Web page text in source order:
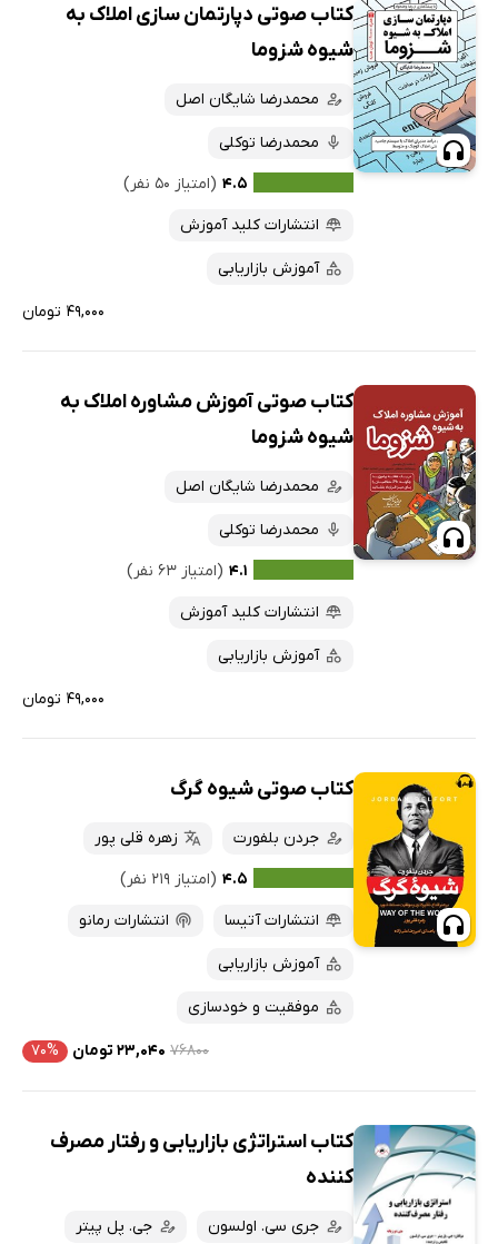
کتاب صوتی دپارتمان سازی املاک به
شیوه شزوما
محمدرضا شایگان اصل
محمدرضا توکلی
۴.۵ (امتیاز ۵۰ نفر)
انتشارات کلید آموزش
آموزش بازاریابی
۴۹,۰۰۰ تومان
کتاب صوتی آموزش مشاوره املاک به
شیوه شزوما
محمدرضا شایگان اصل
محمدرضا توکلی
۴.۱ (امتیاز ۶۳ نفر)
انتشارات کلید آموزش
آموزش بازاریابی
۴۹,۰۰۰ تومان
کتاب صوتی شیوه گرگ
جردن بلفورت
زهره قلی پور
۴.۵ (امتیاز ۲۱۹ نفر)
انتشارات آتیسا
انتشارات رمانو
آموزش بازاریابی
موفقیت و خودسازی
۷۶۸۰۰ ۲۳,۰۴۰ تومان ۷۰%
کتاب استراتژی بازاریابی و رفتار مصرف
کننده
جری سی. اولسون
جی. پل پیتر